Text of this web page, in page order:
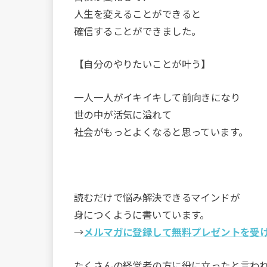
人生を変えることができると
確信することができました。
【自分のやりたいことが叶う】
一人一人がイキイキして前向きになり
世の中が活気に溢れて
社会がもっとよくなると思っています。
読むだけで悩み解決できるマインドが
身につくように書いています。
→メルマガに登録して無料プレゼントを受